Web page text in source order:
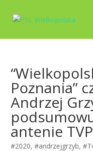
Poznania”
Andrzej
antenie
#2020,#andrzejgrzyb,